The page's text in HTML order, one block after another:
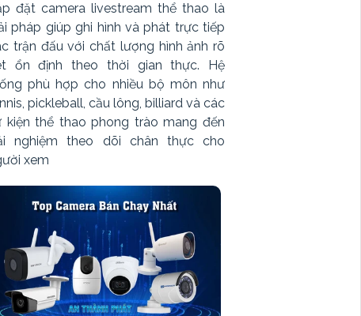
đặt camera livestream thể thao là
pháp giúp ghi hình và phát trực tiếp
trận đấu với chất lượng hình ảnh rõ
ổn định theo thời gian thực. Hệ
phù hợp cho nhiều bộ môn như
pickleball, cầu lông, billiard và các
kiện thể thao phong trào mang đến
nghiệm theo dõi chân thực cho
xem